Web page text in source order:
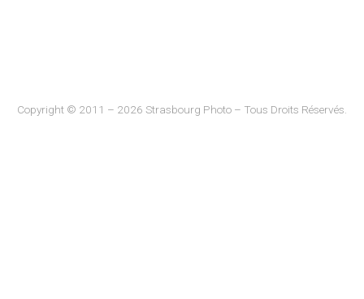
Copyright © 2011 – 2026 Strasbourg Photo – Tous Droits Réservés.